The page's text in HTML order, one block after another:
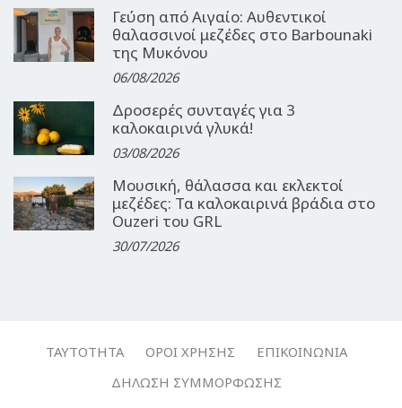
Γεύση από Αιγαίο: Αυθεντικοί
θαλασσινοί μεζέδες στο Barbounaki
της Μυκόνου
06/08/2026
Δροσερές συνταγές για 3
καλοκαιρινά γλυκά!
03/08/2026
Μουσική, θάλασσα και εκλεκτοί
μεζέδες: Τα καλοκαιρινά βράδια στο
Ouzeri του GRL
30/07/2026
ΤΑΥΤΌΤΗΤΑ ΌΡΟΙ ΧΡΉΣΗΣ
ΕΠΙΚΟΙΝΩΝΊΑ
ΔΉΛΩΣΗ ΣΥΜΜΌΡΦΩΣΗΣ